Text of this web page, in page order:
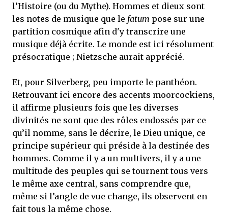
l’Histoire (ou du Mythe). Hommes et dieux sont
les notes de musique que le fatum pose sur une
partition cosmique afin d'y transcrire une
musique déjà écrite. Le monde est ici résolument
présocratique ; Nietzsche aurait apprécié.
Et, pour Silverberg, peu importe le panthéon.
Retrouvant ici encore des accents moorcockiens,
il affirme plusieurs fois que les diverses
divinités ne sont que des rôles endossés par ce
qu’il nomme, sans le décrire, le Dieu unique, ce
principe supérieur qui préside à la destinée des
hommes. Comme il y a un multivers, il y a une
multitude des peuples qui se tournent tous vers
le même axe central, sans comprendre que,
même si l’angle de vue change, ils observent en
fait tous la même chose.